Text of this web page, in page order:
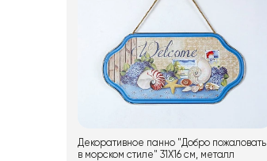
Декоративное панно "Добро пожаловать
в морском стиле" 31X16 см, металл